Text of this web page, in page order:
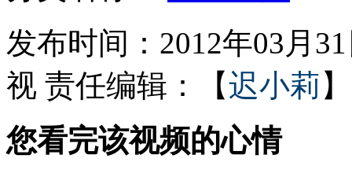
新浪腾讯暂停微博评论功能至4月3日
发布时间：2012年03月
视 责任编辑：【迟小莉 】
您看完该视频的心情